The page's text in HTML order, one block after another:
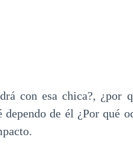
con esa chica?, ¿por
dependo de él ¿Por qué